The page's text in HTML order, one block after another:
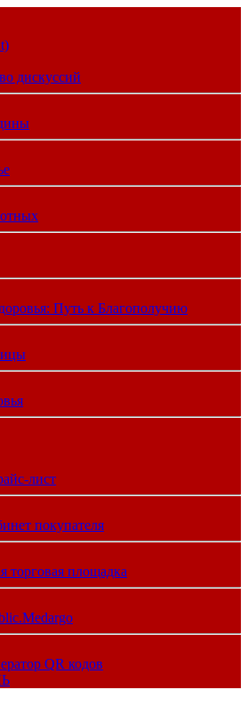
дискуссий
Путь к Благополучию
лист
покупателя
торговая площадка
QR кодов